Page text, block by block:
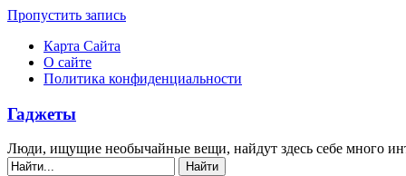
Пропустить запись
Карта Сайта
О сайте
Политика конфиденциальности
Гаджеты
Люди, ищущие необычайные вещи, найдут здесь себе много